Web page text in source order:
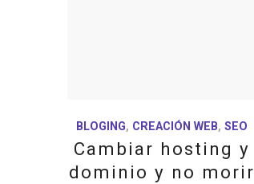
BLOGING, CREACIÓN WEB,SEO
Cambiar hosting y
dominio y no morir